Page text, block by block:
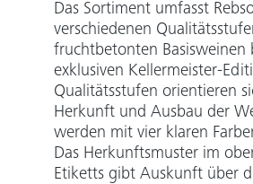
Das Sortiment umfasst
verschiedenen
fruchtbetonten Basisweinen
exklusiven Kellermeister-
Qualitätsstufen orientieren
Herkunft und Ausbau der
werden mit vier klaren
Das Herkunftsmuster im
Etiketts gibt Auskunft über